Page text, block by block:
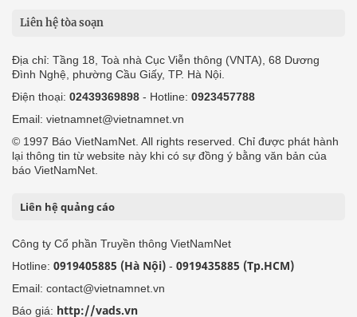
Liên hệ tòa soạn
Địa chỉ: Tầng 18, Toà nhà Cục Viễn thông (VNTA), 68 Dương
Đình Nghệ, phường Cầu Giấy, TP. Hà Nội.
Điện thoại: 02439369898 - Hotline: 0923457788
Email: vietnamnet@vietnamnet.vn
© 1997 Báo VietNamNet. All rights reserved. Chỉ được phát hành
lại thông tin từ website này khi có sự đồng ý bằng văn bản của
báo VietNamNet.
Liên hệ quảng cáo
Công ty Cổ phần Truyền thông VietNamNet
Hotline: 0919405885 (Hà Nội) - 0919435885 (Tp.HCM)
Email: contact@vietnamnet.vn
Báo giá: http://vads.vn